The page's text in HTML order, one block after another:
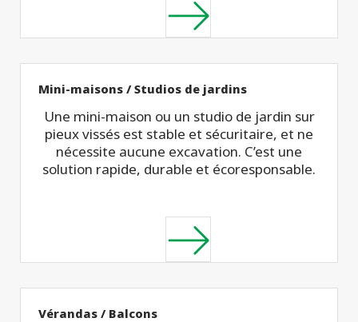
Mini-maisons / Studios de jardins
Une mini-maison ou un studio de jardin sur
pieux vissés est stable et sécuritaire, et ne
nécessite aucune excavation. C’est une
solution rapide, durable et écoresponsable.
Vérandas / Balcons